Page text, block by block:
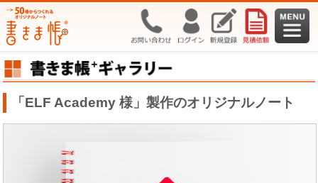
「ELF Academy 様」製作のオリジナルノート